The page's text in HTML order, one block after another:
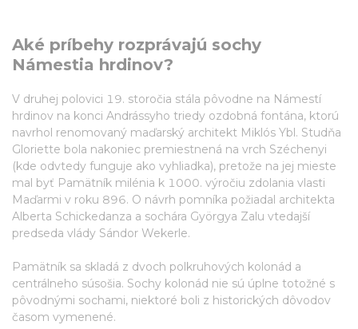
Aké príbehy rozprávajú sochy
Námestia hrdinov?
V druhej polovici 19. storočia stála pôvodne na Námestí
hrdinov na konci Andrássyho triedy ozdobná fontána, ktorú
navrhol renomovaný maďarský architekt Miklós Ybl. Studňa
Gloriette bola nakoniec premiestnená na vrch Széchenyi
(kde odvtedy funguje ako vyhliadka), pretože na jej mieste
mal byť Pamätník milénia k 1000. výročiu zdolania vlasti
Maďarmi v roku 896. O návrh pomníka požiadal architekta
Alberta Schickedanza a sochára Györgya Zalu vtedajší
predseda vlády Sándor Wekerle.
Pamätník sa skladá z dvoch polkruhových kolonád a
centrálneho súsošia. Sochy kolonád nie sú úplne totožné s
pôvodnými sochami, niektoré boli z historických dôvodov
časom vymenené.